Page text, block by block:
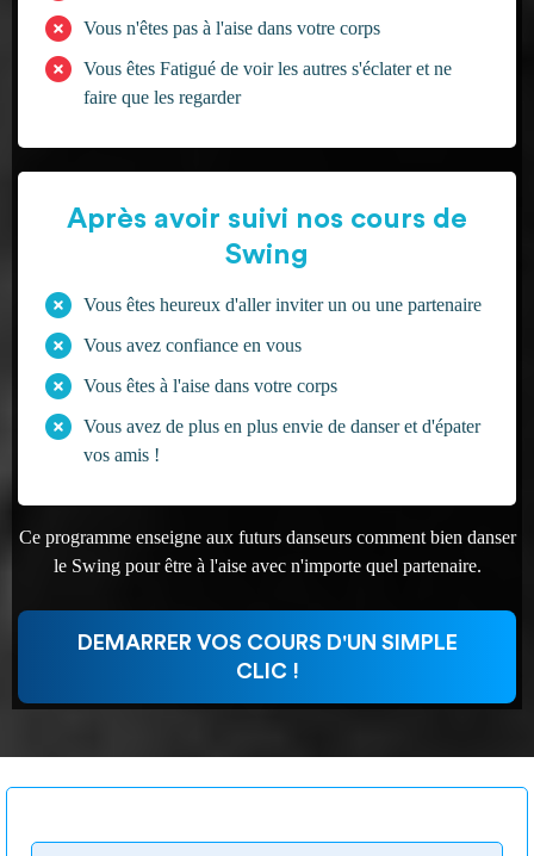
Vous n'êtes pas à l'aise dans votre corps
Vous êtes Fatigué de voir les autres s'éclater et ne
faire que les regarder
Après avoir suivi nos cours de
Swing
Vous êtes heureux d'aller inviter un ou une partenaire
Vous avez confiance en vous
Vous êtes à l'aise dans votre corps
Vous avez de plus en plus envie de danser et d'épater
vos amis !
Ce programme enseigne aux futurs danseurs comment bien danser
le Swing pour être à l'aise avec n'importe quel partenaire.
DEMARRER VOS COURS D'UN SIMPLE
CLIC !